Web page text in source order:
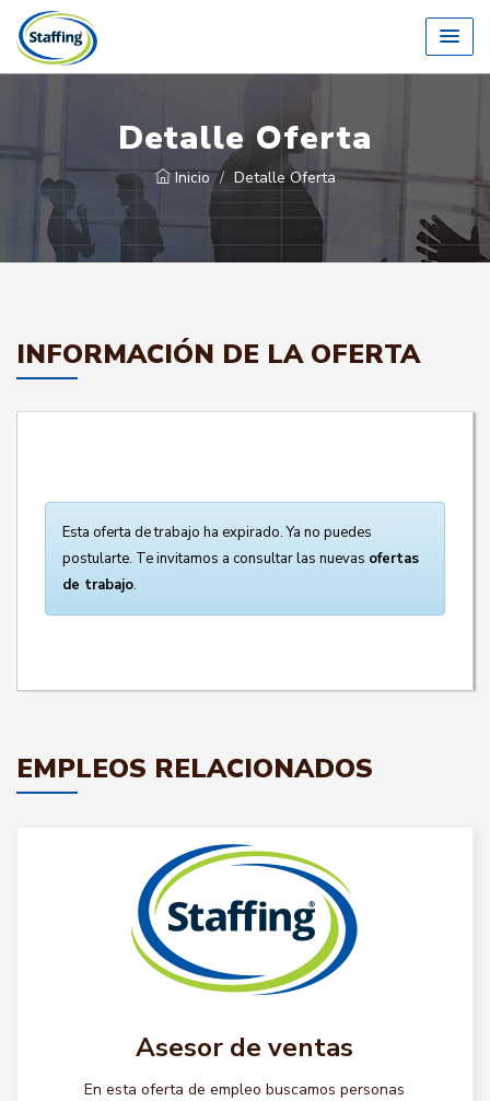
Detalle Oferta
Inicio Detalle Oferta
INFORMACIÓN DE LA OFERTA
Esta oferta de trabajo ha expirado. Ya no puedes
postularte. Te invitamos a consultar las nuevas ofertas
de trabajo.
EMPLEOS RELACIONADOS
Asesor de ventas
En esta oferta de empleo buscamos personas